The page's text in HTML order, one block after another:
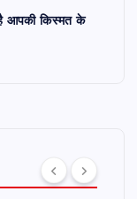
आपकी किस्मत के